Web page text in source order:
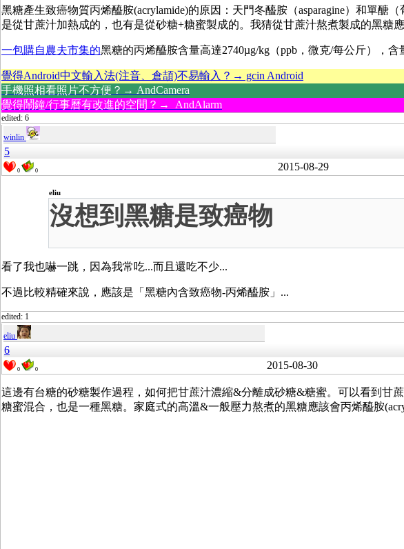
黑糖產生致癌物質丙烯醯胺(acrylamide)的原因： 天門冬醯胺（asparagine）和單醣
是從甘蔗汁加熱成的，也有是從砂糖+糖蜜製成的。我猜從甘蔗汁熬煮製成的黑糖
一包購自農夫市集的黑糖的丙烯醯胺含量高達2740µg/kg（ppb，微克/每公斤），含
覺得Android中文輸入法(注音、倉頡)不易輸入？→ gcin Android
手機照相看照片不方便？→ AndCamera
覺得鬧鐘/行事曆有改進的空間？→ AndAlarm
edited: 6
winlin
5
0 0 2015-08-29
eliu
沒想到黑糖是致癌物
看了我也嚇一跳，因為我常吃...而且還吃不少...
不過比較精確來說，應該是「黑糖內含致癌物-丙烯醯胺」...
edited: 1
eliu
6
0 0 2015-08-30
這邊有台糖的砂糖製作過程，如何把甘蔗汁濃縮&分離成砂糖&糖蜜。可以看到甘
糖蜜混合，也是一種黑糖。家庭式的高溫&一般壓力熬煮的黑糖應該會丙烯醯胺